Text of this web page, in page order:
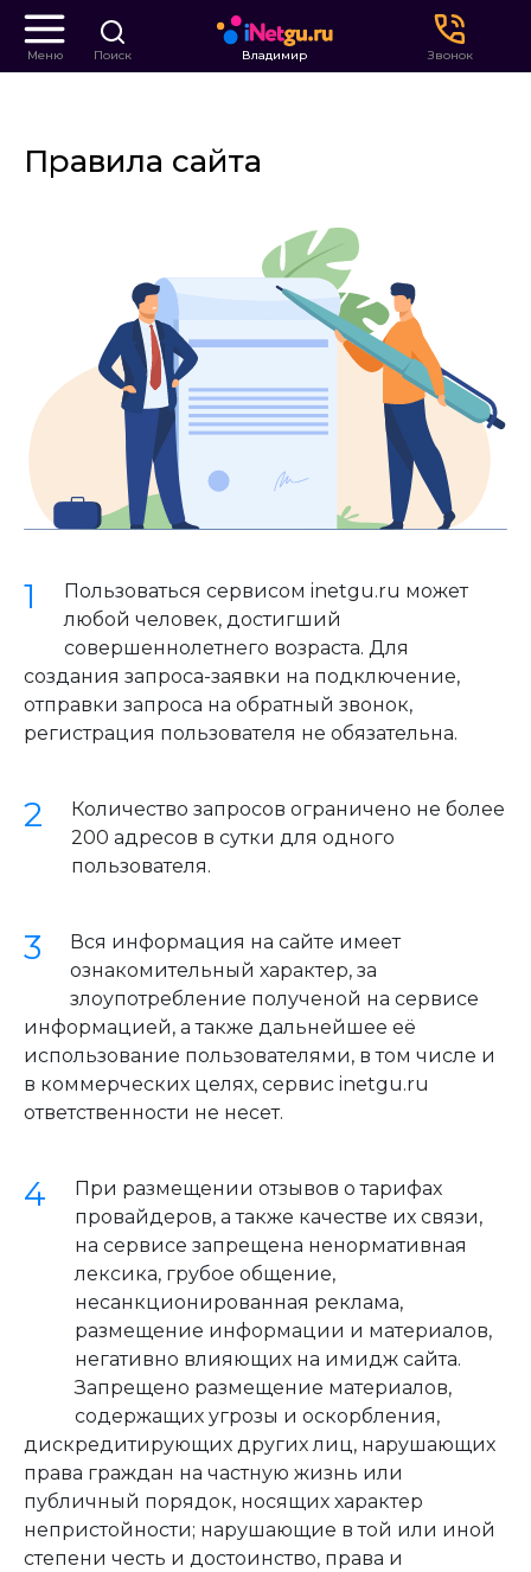
Меню Поиск Владимир Звонок
Правила сайта
Пользоваться сервисом inetgu.ru может
любой человек, достигший
совершеннолетнего возраста. Для
создания запроса-заявки на подключение,
отправки запроса на обратный звонок,
регистрация пользователя не обязательна.
Количество запросов ограничено не более
200 адресов в сутки для одного
пользователя.
Вся информация на сайте имеет
ознакомительный характер, за
злоупотребление полученой на сервисе
информацией, а также дальнейшее её
использование пользователями, в том числе и
в коммерческих целях, сервис inetgu.ru
ответственности не несет.
При размещении отзывов о тарифах
провайдеров, а также качестве их связи,
на сервисе запрещена ненормативная
лексика, грубое общение,
несанкционированная реклама,
размещение информации и материалов,
негативно влияющих на имидж сайта.
Запрещено размещение материалов,
содержащих угрозы и оскорбления,
дискредитирующих других лиц, нарушающих
права граждан на частную жизнь или
публичный порядок, носящих характер
непристойности; нарушающие в той или иной
степени честь и достоинство, права и